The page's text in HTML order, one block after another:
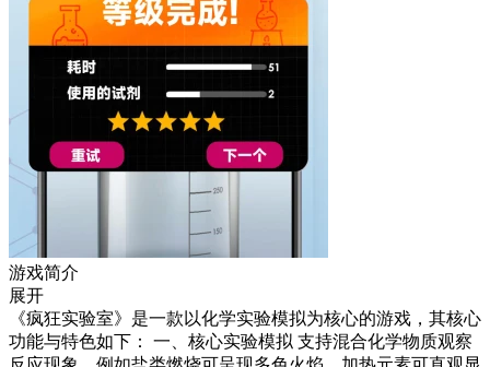
游戏简介
展开
《疯狂实验室》是一款以化学实验模拟为核心的游戏，其核心
功能与特色如下： 一、核心实验模拟 支持混合化学物质观察